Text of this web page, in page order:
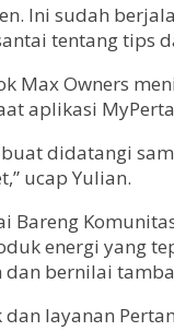
Ini sudah
tentang tips
Max Owners
aplikasi
didatangi
ucap Yulian.
Bareng
energi yang
bernilai
layanan